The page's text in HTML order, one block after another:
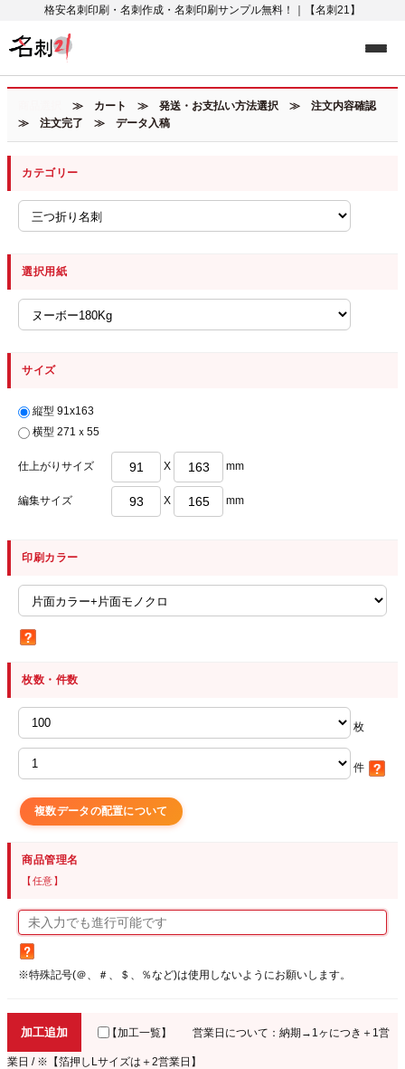
格安名刺印刷・名刺作成・名刺印刷サンプル無料！｜【名刺21】
≫ カート ≫ 発送・お支払い方法選択 ≫ 注文内容確認
≫ 注文完了 ≫ データ入稿
カテゴリー
選択用紙
サイズ
縦型 91x163
横型 271ｘ55
仕上がりサイズ X mm
編集サイズ X mm
印刷カラー
枚数・件数
枚
件
複数データの配置について
商品管理名
【任意】
※特殊記号(＠、＃、＄、％など)は使用しないようにお願いします。
加工追加 【加工一覧】 営業日について：納期→1ヶにつき＋1営
業日 / ※【箔押しLサイズは＋2営業日】